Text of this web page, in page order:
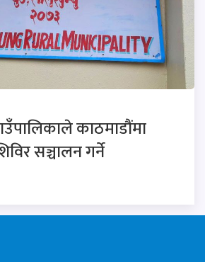
काठमाडौंमा
सञ्चालन गर्ने